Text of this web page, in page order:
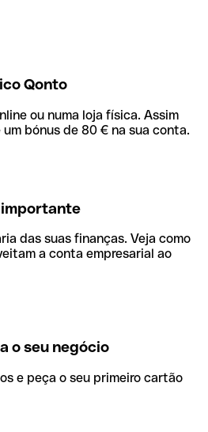
Qonto
ou numa loja física. Assim
bónus de 80 € na sua conta.
importante
das suas finanças. Veja como
a conta empresarial ao
o seu negócio
e peça o seu primeiro cartão